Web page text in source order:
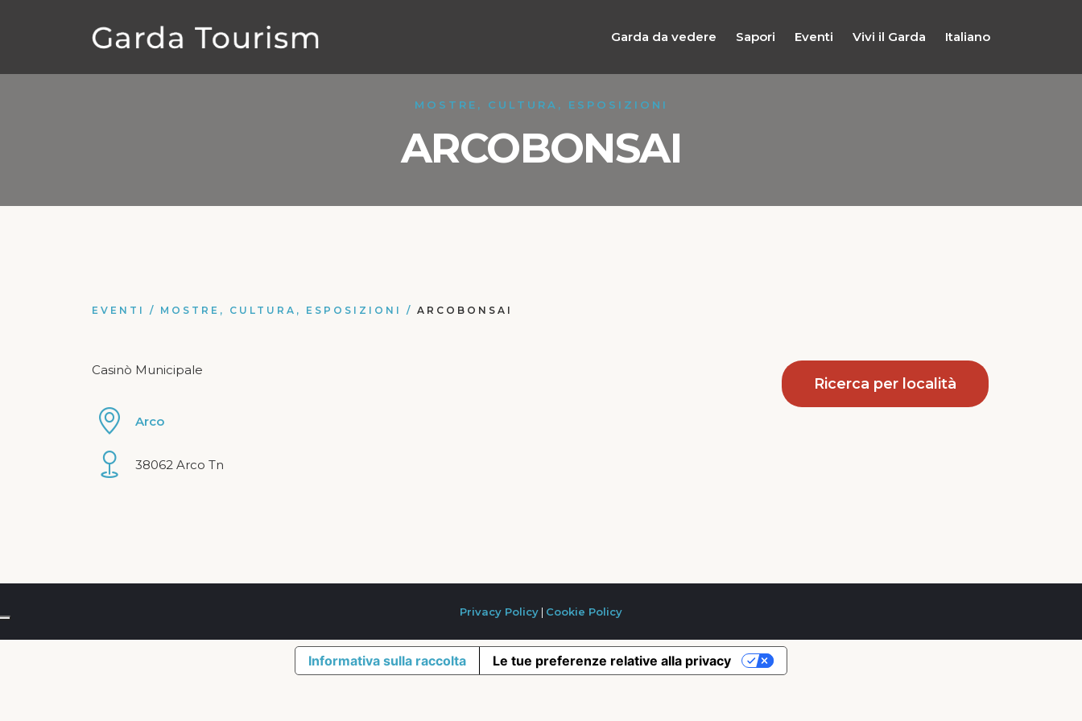
Garda da vedere Sapori Eventi Vivi il Garda Italiano
MOSTRE, CULTURA, ESPOSIZIONI
ARCOBONSAI
EVENTI / MOSTRE, CULTURA, ESPOSIZIONI / ARCOBONSAI
Casinò Municipale
Arco
38062 Arco Tn
Ricerca per località
Privacy Policy | Cookie Policy
Informativa sulla raccolta Le tue preferenze relative alla privacy